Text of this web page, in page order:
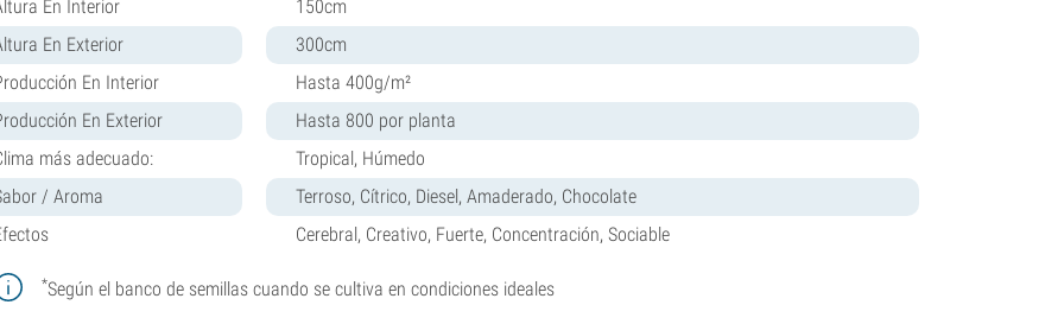
En Interior
150cm
En Exterior
300cm
En Interior
Hasta 400g/m²
En Exterior
Hasta 800 por planta
más adecuado:
Tropical, Húmedo
/ Aroma
Terroso, Cítrico, Diesel, Amaderado, Chocolate
Cerebral, Creativo, Fuerte, Concentración, Sociable
*Según el banco de semillas cuando se cultiva en condiciones ideales